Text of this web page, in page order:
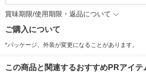
賞味期限/使用期限・返品について
ご購入について
*パッケージ、外装が変更になることがあります。
この商品と関連するおすすめPRアイテ